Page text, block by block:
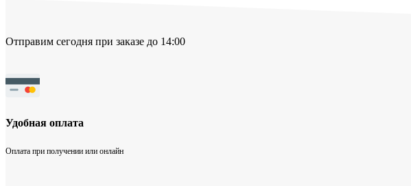
Отправим сегодня при заказе до 14:00
Удобная оплата
Оплата при получении или онлайн